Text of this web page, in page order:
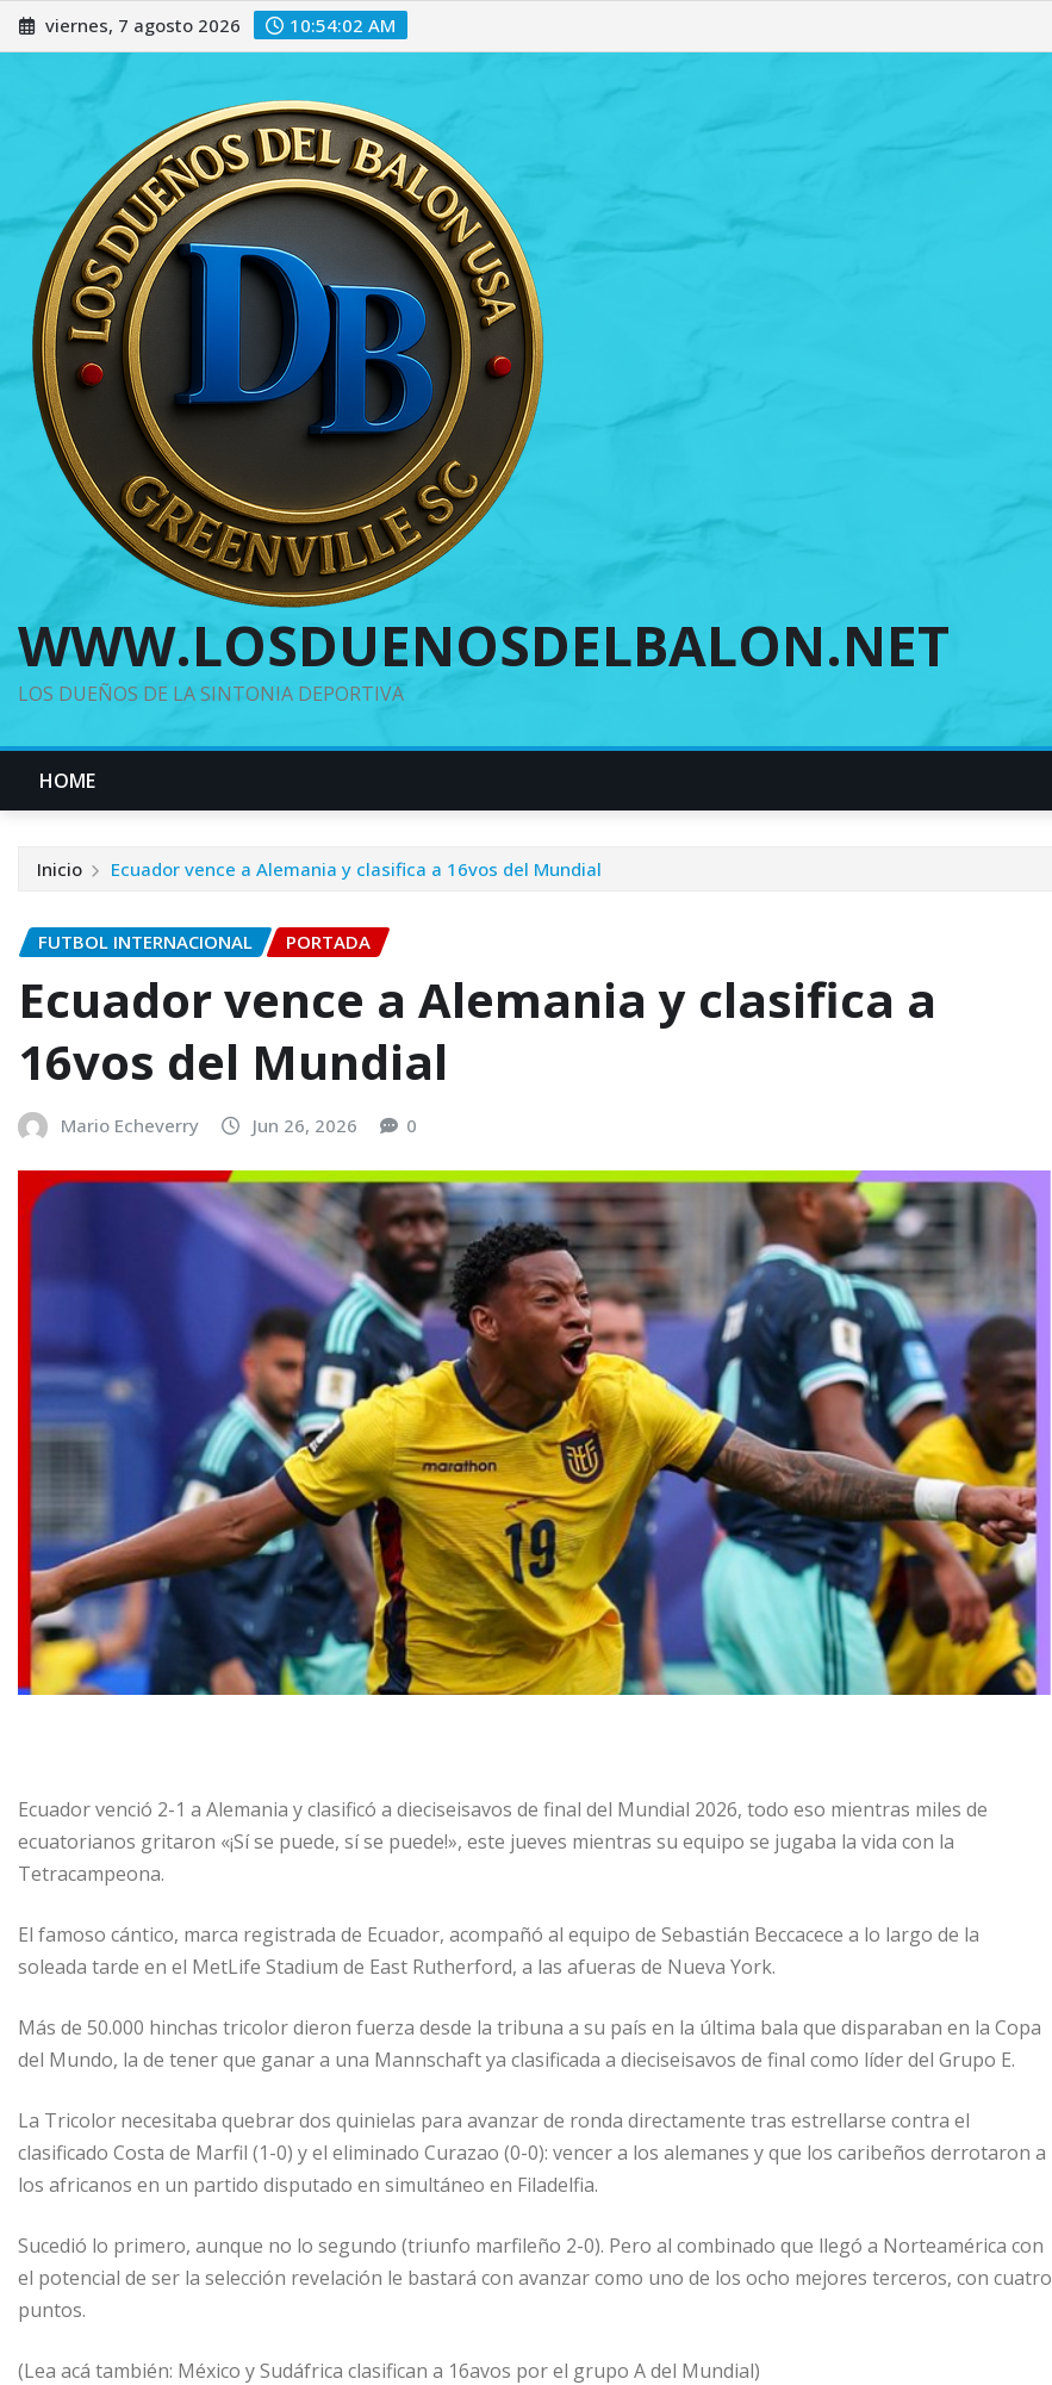
Saltar
al
viernes, 7 agosto 2026 10:54:03 AM
WWW.LOSDUENOSDELBALON.NET
LOS DUEÑOS DE LA SINTONIA DEPORTIVA
HOME
Inicio Ecuador vence a Alemania y clasifica a 16vos del Mundial
FUTBOL INTERNACIONAL PORTADA
Ecuador vence a Alemania y clasifica a
16vos del Mundial
Mario Echeverry Jun 26, 2026 0
Ecuador venció 2-1 a Alemania y clasificó a dieciseisavos de final del Mundial 2026, todo eso mientras miles de
ecuatorianos gritaron «¡Sí se puede, sí se puede!», este jueves mientras su equipo se jugaba la vida con la
Tetracampeona.
El famoso cántico, marca registrada de Ecuador, acompañó al equipo de Sebastián Beccacece a lo largo de la
soleada tarde en el MetLife Stadium de East Rutherford, a las afueras de Nueva York.
Más de 50.000 hinchas tricolor dieron fuerza desde la tribuna a su país en la última bala que disparaban en la Copa
del Mundo, la de tener que ganar a una Mannschaft ya clasificada a dieciseisavos de final como líder del Grupo E.
La Tricolor necesitaba quebrar dos quinielas para avanzar de ronda directamente tras estrellarse contra el
clasificado Costa de Marfil (1-0) y el eliminado Curazao (0-0): vencer a los alemanes y que los caribeños derrotaron a
los africanos en un partido disputado en simultáneo en Filadelfia.
Sucedió lo primero, aunque no lo segundo (triunfo marfileño 2-0). Pero al combinado que llegó a Norteamérica con
el potencial de ser la selección revelación le bastará con avanzar como uno de los ocho mejores terceros, con cuatro
puntos.
(Lea acá también: México y Sudáfrica clasifican a 16avos por el grupo A del Mundial)